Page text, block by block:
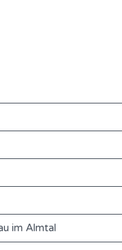
im Almtal